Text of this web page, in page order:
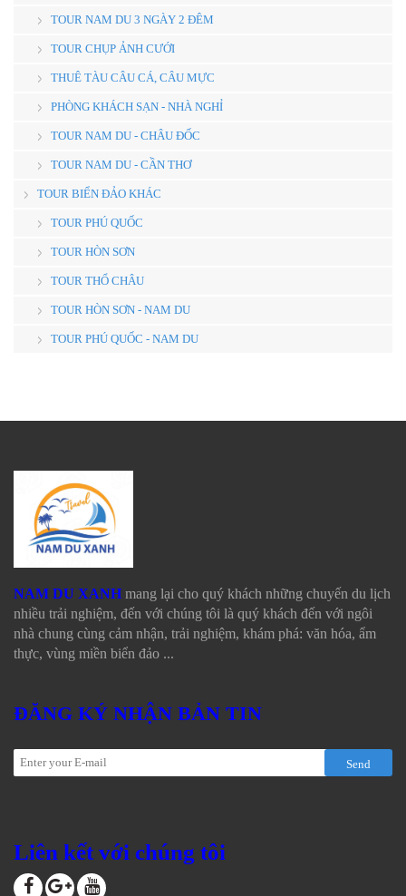
TOUR NAM DU 3 NGÀY 2 ĐÊM
TOUR CHỤP ẢNH CƯỚI
THUÊ TÀU CÂU CÁ, CÂU MỰC
PHÒNG KHÁCH SẠN - NHÀ NGHỈ
TOUR NAM DU - CHÂU ĐỐC
TOUR NAM DU - CẦN THƠ
TOUR BIỂN ĐẢO KHÁC
TOUR PHÚ QUỐC
TOUR HÒN SƠN
TOUR THỔ CHÂU
TOUR HÒN SƠN - NAM DU
TOUR PHÚ QUỐC - NAM DU
NAM DU XANH mang lại cho quý khách những chuyến du lịch
nhiều trải nghiệm, đến với chúng tôi là quý khách đến với ngôi
nhà chung cùng cảm nhận, trải nghiệm, khám phá: văn hóa, ẩm
thực, vùng miền biển đảo ...
ĐĂNG KÝ NHẬN BẢN TIN
Send
Liên kết với chúng tôi